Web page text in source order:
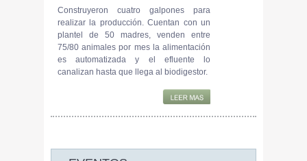
Construyeron cuatro galpones para
realizar la producción. Cuentan con un
plantel de 50 madres, venden entre
75/80 animales por mes la alimentación
es automatizada y el efluente lo
canalizan hasta que llega al biodigestor.